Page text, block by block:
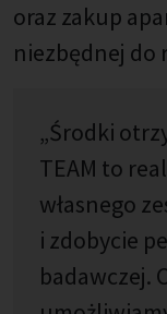
oraz zakup
niezbędnej do
„Środki
TEAM to
własnego
i zdobycie
badawczej.